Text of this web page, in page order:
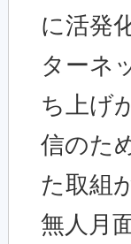
に活発
ターネ
ち上げ
信のた
た取組
無人月